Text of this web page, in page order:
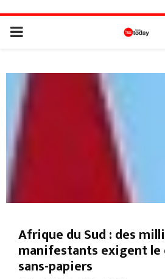
Afrique du Sud : des
manifestants exigent le
sans-papiers